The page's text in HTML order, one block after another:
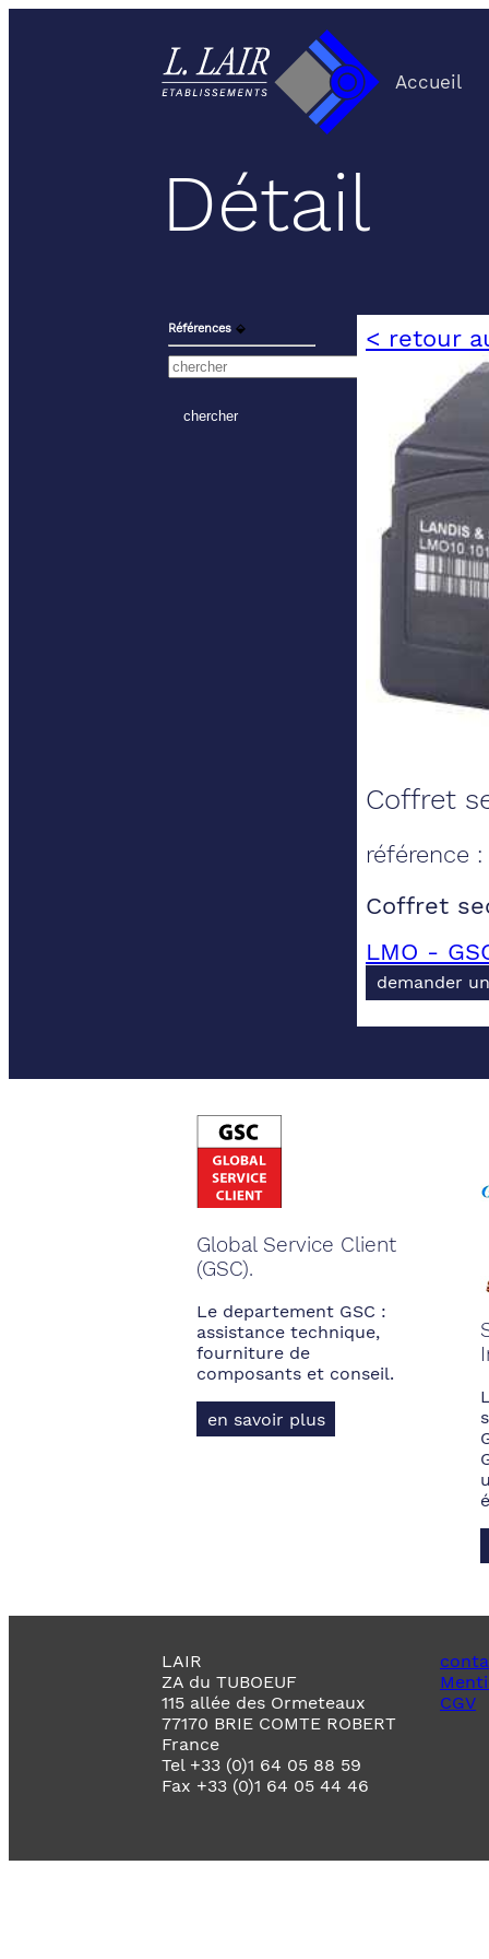
Accueil
Détail
Références ⬙ < retour
Coffret
référence :
Coffret
LMO -
demander
Global Service Client
(GSC).
Le departement GSC :
assistance technique,
fourniture de
composants et conseil.
en savoir plus
LAIR
ZA du TUBOEUF
115 allée des Ormeteaux
77170 BRIE COMTE ROBERT
France
Tel +33 (0)1 64 05 88 59
Fax +33 (0)1 64 05 44 46
CGV